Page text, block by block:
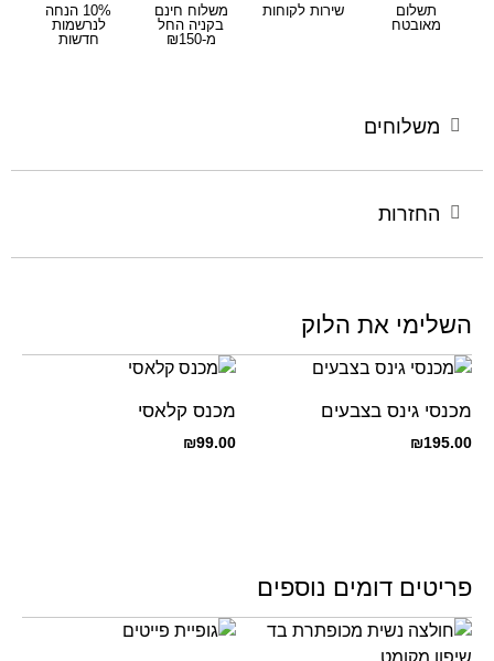
תשלום
מאובטח
שירות לקוחות
משלוח חינם
בקניה החל
מ-₪150
10% הנחה
לנרשמות
חדשות
משלוחים
החזרות
השלימי את הלוק
מכנסי גינס בצבעים
₪195.00
מכנס קלאסי
₪99.00
פריטים דומים נוספים